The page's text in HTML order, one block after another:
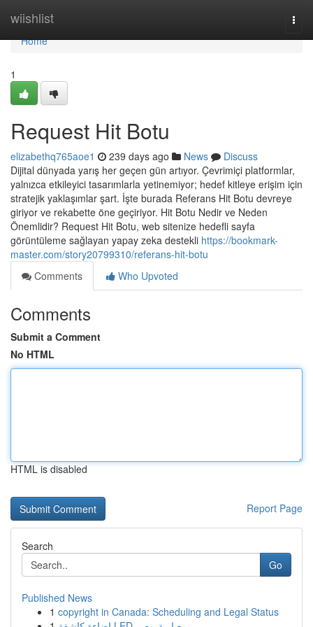
wiishlist
Home
Home
1
Request Hit Botu
elizabethq765aoe1 239 days ago News
Discuss
Dijital dünyada yarış her geçen gün artıyor. Çevrimiçi platformlar,
yalnızca etkileyici tasarımlarla yetinemiyor; hedef kitleye erişim için
stratejik yaklaşımlar şart. İşte burada Referans Hit Botu devreye
giriyor ve rekabette öne geçiriyor. Hit Botu Nedir ve Neden
Önemlidir? Request Hit Botu, web sitenize hedefli sayfa
görüntüleme sağlayan yapay zeka destekli https://bookmark-
master.com/story20799310/referans-hit-botu
Comments
Who Upvoted
Comments
Submit a Comment
No HTML
HTML is disabled
Report Page
Search
Go
Published News
1 copyright in Canada: Scheduling and Legal Status